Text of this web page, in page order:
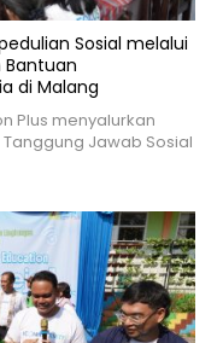
Sosial melalui
Bantuan
di Malang
Plus menyalurkan
Jawab Sosial